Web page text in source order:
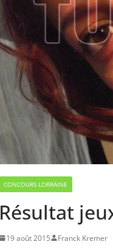
CONCOURS LORRAINE
Résultat
19 août 2015 Franck Kremer